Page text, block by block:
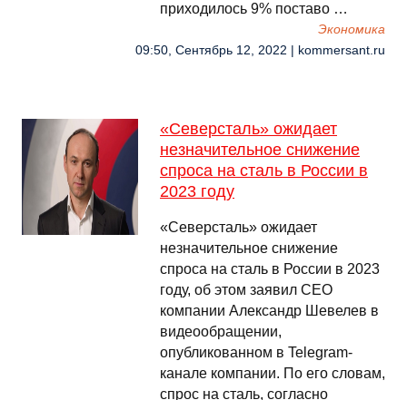
приходилось 9% поставо …
Экономика
09:50, Сентябрь 12, 2022 | kommersant.ru
«Северсталь» ожидает
незначительное снижение
спроса на сталь в России в
2023 году
«Северсталь» ожидает
незначительное снижение
спроса на сталь в России в 2023
году, об этом заявил CEO
компании Александр Шевелев в
видеообращении,
опубликованном в Telegram-
канале компании. По его словам,
спрос на сталь, согласно